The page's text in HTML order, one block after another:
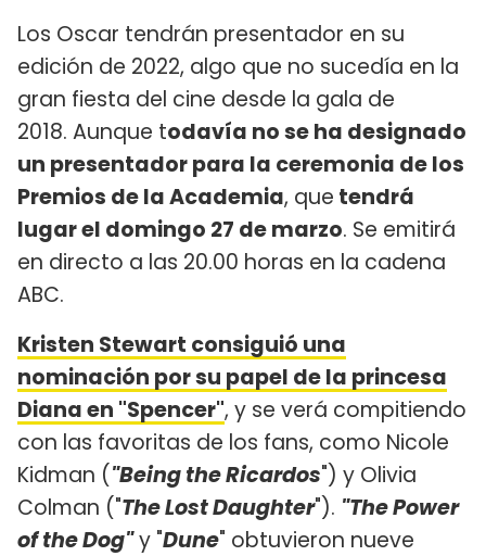
Los Oscar tendrán presentador en su
edición de 2022, algo que no sucedía en la
gran fiesta del cine desde la gala de
2018. Aunque todavía no se ha designado
un presentador para la ceremonia de los
Premios de la Academia, que tendrá
lugar el domingo 27 de marzo. Se emitirá
en directo a las 20.00 horas en la cadena
ABC.
Kristen Stewart consiguió una
nominación por su papel de la princesa
Diana en "Spencer", y se verá compitiendo
con las favoritas de los fans, como Nicole
Kidman ("Being the Ricardos") y Olivia
Colman ("The Lost Daughter"). "The Power
of the Dog"y "Dune" obtuvieron nueve